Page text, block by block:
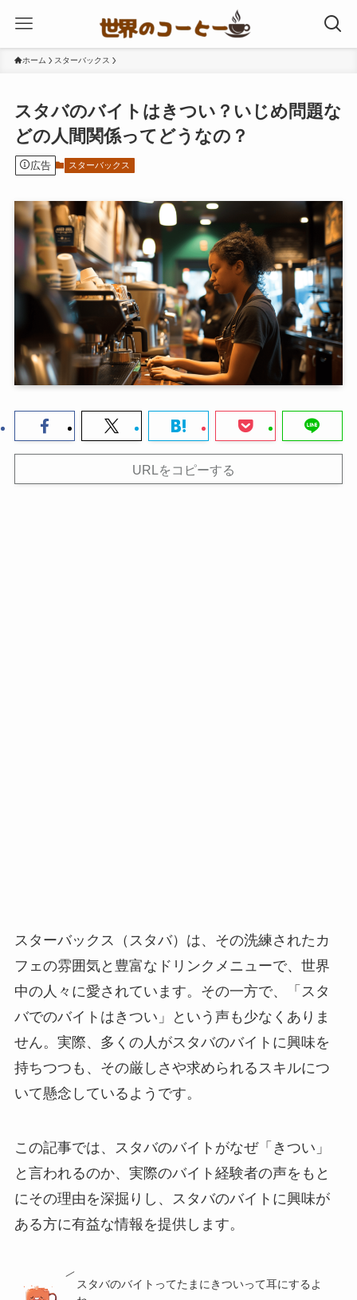
ホーム スターバックス
スタバのバイトはきつい？いじめ問題な
どの人間関係ってどうなの？
広告 スターバックス
URLをコピーする
スターバックス（スタバ）は、その洗練されたカ
フェの雰囲気と豊富なドリンクメニューで、世界
中の人々に愛されています。その一方で、「スタ
バでのバイトはきつい」という声も少なくありま
せん。実際、多くの人がスタバのバイトに興味を
持ちつつも、その厳しさや求められるスキルにつ
いて懸念しているようです。
この記事では、スタバのバイトがなぜ「きつい」
と言われるのか、実際のバイト経験者の声をもと
にその理由を深掘りし、スタバのバイトに興味が
ある方に有益な情報を提供します。
スタバのバイトってたまにきついって耳にするよ